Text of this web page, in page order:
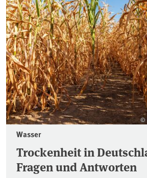
©
Wasser
Trockenheit in
Fragen und Antworten